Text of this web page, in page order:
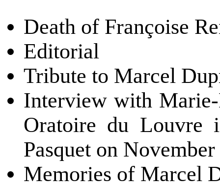
Death of Françoise
Editorial
Tribute to Marcel
Interview with
Oratoire du Louvre
Pasquet on
Memories of Marcel